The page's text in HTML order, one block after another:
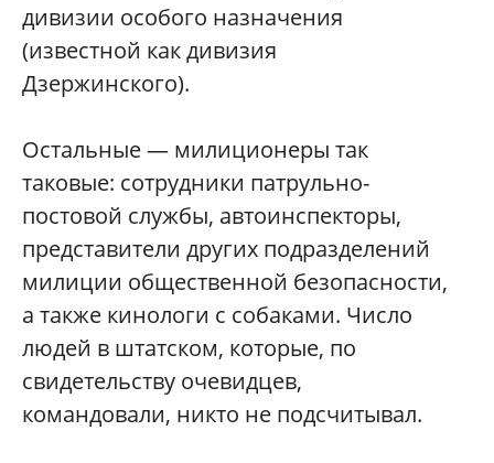
дивизии особого назначения
(известной как дивизия
Дзержинского).
Остальные — милиционеры так
таковые: сотрудники патрульно-
постовой службы, автоинспекторы,
представители других подразделений
милиции общественной безопасности,
а также кинологи с собаками. Число
людей в штатском, которые, по
свидетельству очевидцев,
командовали, никто не подсчитывал.